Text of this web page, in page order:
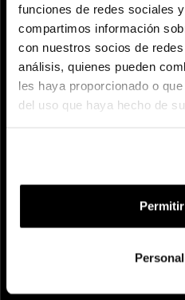
funciones de redes sociales
compartimos información
con nuestros socios de
análisis, quienes pueden
les haya proporcionado o
del uso que haya hecho de
Nokia
Rakuten
Sharp